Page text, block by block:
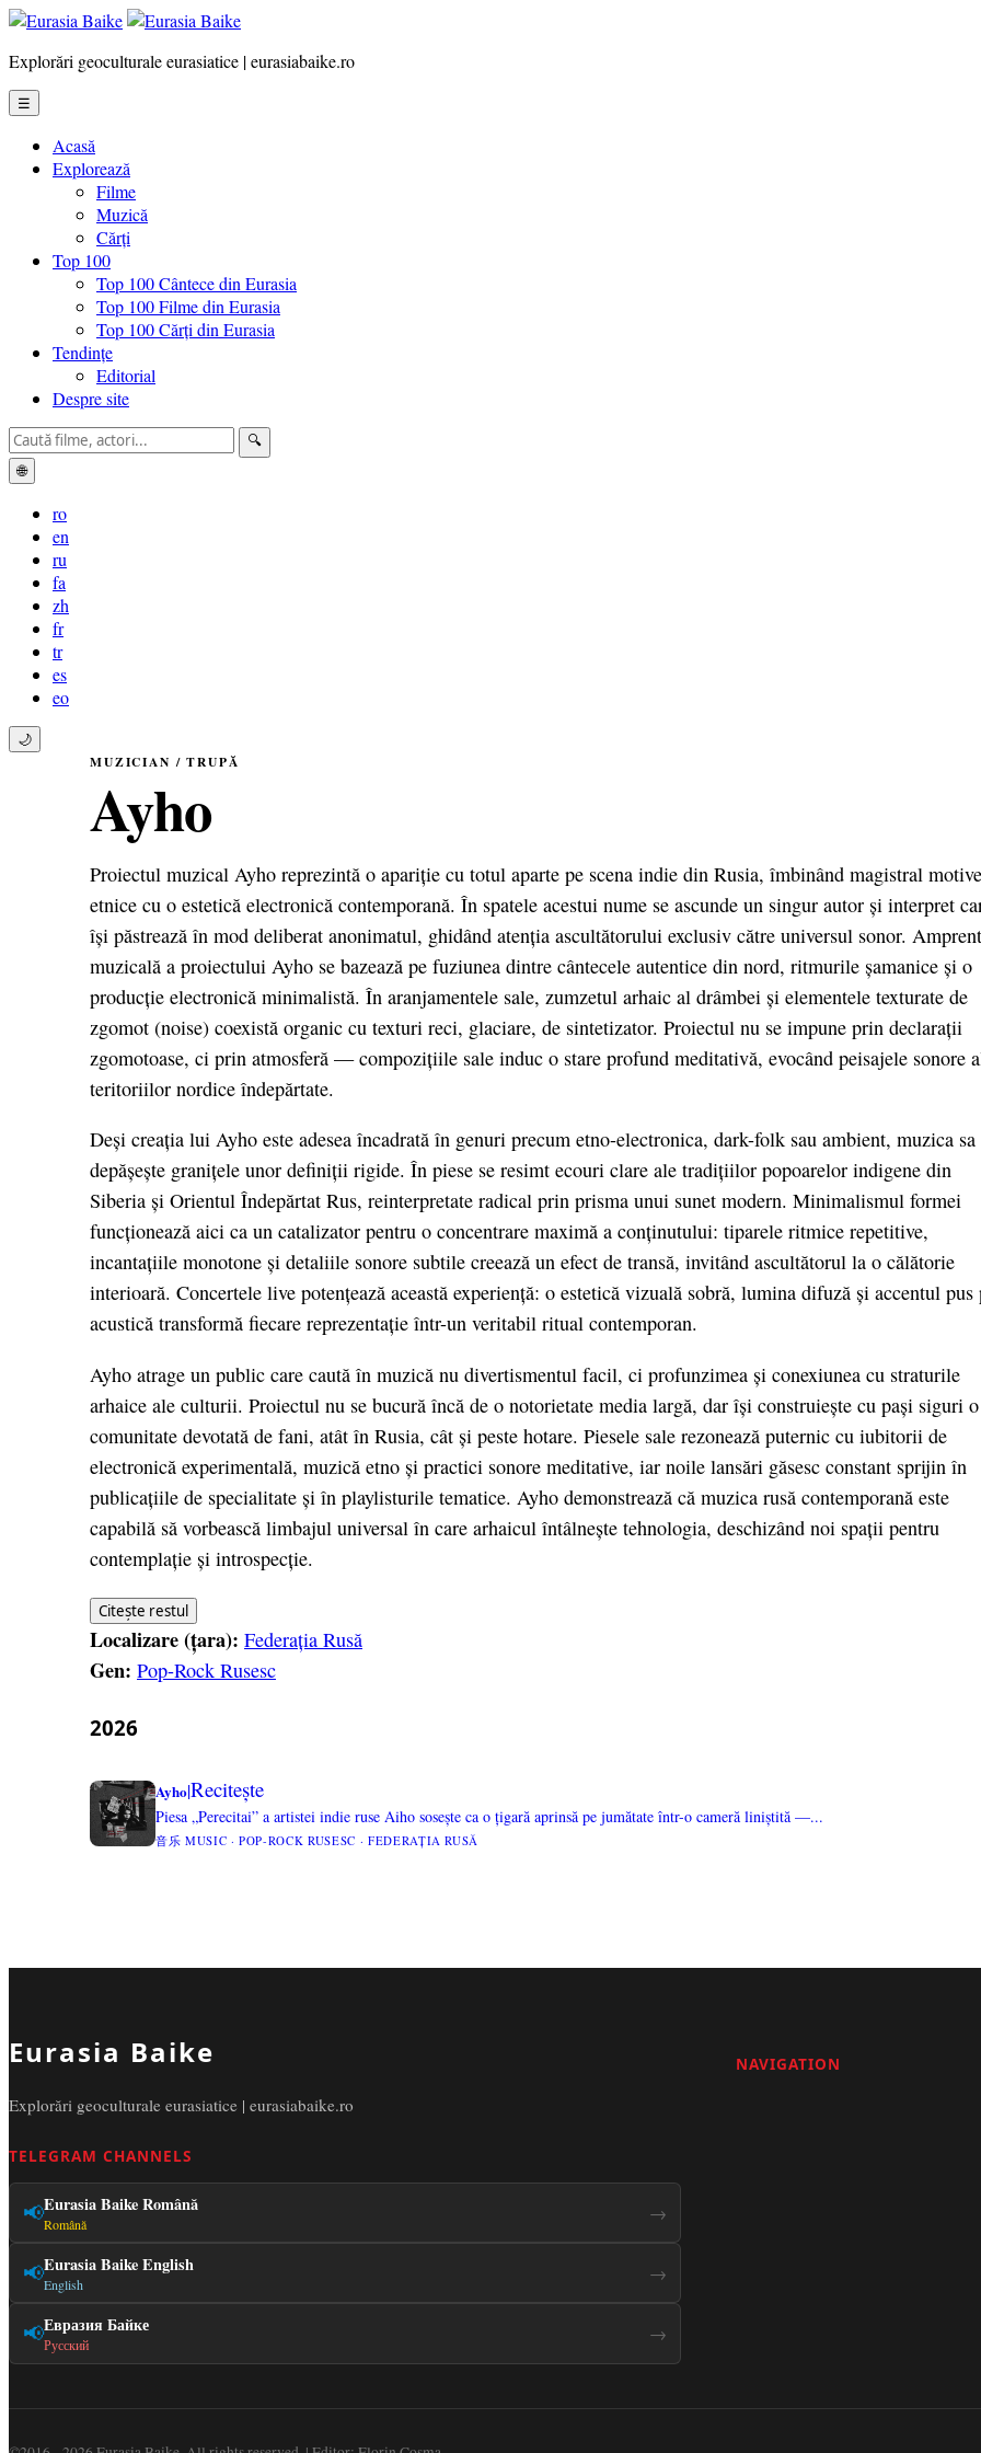
Explorări geoculturale eurasiatice | eurasiabaike.ro
☰
Acasă
Explorează
Filme
Muzică
Cărți
Top 100
Top 100 Cântece din Eurasia
Top 100 Filme din Eurasia
Top 100 Cărți din Eurasia
Tendințe
Editorial
Despre site
🔍
🌐
ro
en
ru
fa
zh
fr
tr
es
eo
🌙
MUZICIAN / TRUPĂ
Ayho
Proiectul muzical Ayho reprezintă o apariție cu totul aparte pe scena indie din Rusia, îmbinând magistral
etnice cu o estetică electronică contemporană. În spatele acestui nume se ascunde un singur autor și interpret
își păstrează în mod deliberat anonimatul, ghidând atenția ascultătorului exclusiv către universul sonor.
muzicală a proiectului Ayho se bazează pe fuziunea dintre cântecele autentice din nord, ritmurile șamanice și o
producție electronică minimalistă. În aranjamentele sale, zumzetul arhaic al drâmbei și elementele texturate de
zgomot (noise) coexistă organic cu texturi reci, glaciare, de sintetizator. Proiectul nu se impune prin declarații
zgomotoase, ci prin atmosferă — compozițiile sale induc o stare profund meditativă, evocând peisajele sonore
teritoriilor nordice îndepărtate.
Deși creația lui Ayho este adesea încadrată în genuri precum etno-electronica, dark-folk sau ambient, muzica sa
depășește granițele unor definiții rigide. În piese se resimt ecouri clare ale tradițiilor popoarelor indigene din
Siberia și Orientul Îndepărtat Rus, reinterpretate radical prin prisma unui sunet modern. Minimalismul formei
funcționează aici ca un catalizator pentru o concentrare maximă a conținutului: tiparele ritmice repetitive,
incantațiile monotone și detaliile sonore subtile creează un efect de transă, invitând ascultătorul la o călătorie
interioară. Concertele live potențează această experiență: o estetică vizuală sobră, lumina difuză și accentul pus
acustică transformă fiecare reprezentație într-un veritabil ritual contemporan.
Ayho atrage un public care caută în muzică nu divertismentul facil, ci profunzimea și conexiunea cu straturile
arhaice ale culturii. Proiectul nu se bucură încă de o notorietate media largă, dar își construiește cu pași siguri o
comunitate devotată de fani, atât în Rusia, cât și peste hotare. Piesele sale rezonează puternic cu iubitorii de
electronică experimentală, muzică etno și practici sonore meditative, iar noile lansări găsesc constant sprijin în
publicațiile de specialitate și în playlisturile tematice. Ayho demonstrează că muzica rusă contemporană este
capabilă să vorbească limbajul universal în care arhaicul întâlnește tehnologia, deschizând noi spații pentru
contemplație și introspecție.
Citește restul
Localizare (țara): Federația Rusă
Gen: Pop-Rock Rusesc
2026
Ayho|Recitește
Piesa „Perecitai” a artistei indie ruse Aiho sosește ca o țigară aprinsă pe jumătate într-o cameră liniștită —...
音乐 MUSIC · POP-ROCK RUSESC · FEDERAȚIA RUSĂ
Eurasia Baike
Explorări geoculturale eurasiatice | eurasiabaike.ro
TELEGRAM CHANNELS
📢Eurasia Baike Română
Română →
📢Eurasia Baike English
English →
📢Евразия Байке
Русский →
NAVIGATION